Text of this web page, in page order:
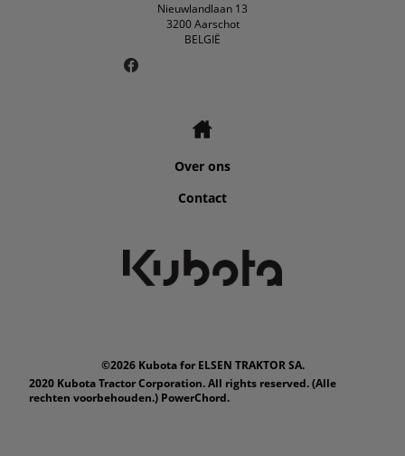
Nieuwlandlaan 13
3200 Aarschot
BELGIË
Over ons
Contact
©2026 Kubota for ELSEN TRAKTOR SA.
2020 Kubota Tractor Corporation. All rights reserved. (Alle
rechten voorbehouden.) PowerChord.